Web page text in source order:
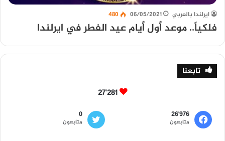
ايرلندا بالعربي 06/05/2021
480
فلكياً.. موعد أول أيام عيد الفطر في ايرلندا
تابعنا
27٬281
26٬976
متابعون
0
متابعون